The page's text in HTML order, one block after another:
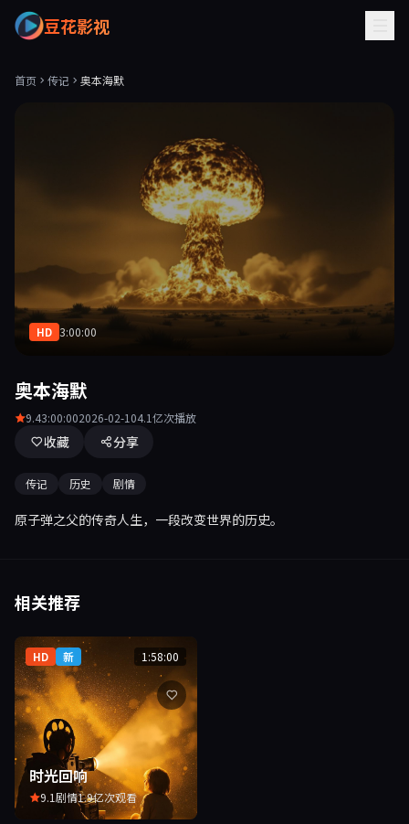
豆花影视
首页 传记 奥本海默
HD 3:00:00
奥本海默
9.43:00:002026-02-104.1亿次播放
收藏 分享
传记 历史 剧情
原子弹之父的传奇人生，一段改变世界的历史。
相关推荐
HD 新 1:58:00
时光回响
9.1剧情1.9亿次观看